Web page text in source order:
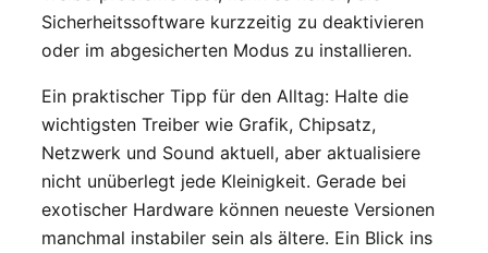
Sicherheitssoftware kurzzeitig zu deaktivieren
oder im abgesicherten Modus zu installieren.
Ein praktischer Tipp für den Alltag: Halte die
wichtigsten Treiber wie Grafik, Chipsatz,
Netzwerk und Sound aktuell, aber aktualisiere
nicht unüberlegt jede Kleinigkeit. Gerade bei
exotischer Hardware können neueste Versionen
manchmal instabiler sein als ältere. Ein Blick ins